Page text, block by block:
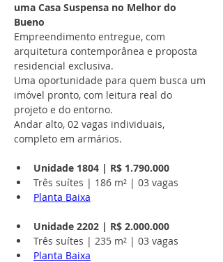
uma Casa Suspensa no Melhor do
Bueno
Empreendimento entregue, com
arquitetura contemporânea e proposta
residencial exclusiva.
Uma oportunidade para quem busca um
imóvel pronto, com leitura real do
projeto e do entorno.
Andar alto, 02 vagas individuais,
completo em armários.
Unidade 1804 | R$ 1.790.000
Três suítes | 186 m² | 03 vagas
Planta Baixa
Unidade 2202 | R$ 2.000.000
Três suítes | 235 m² | 03 vagas
Planta Baixa